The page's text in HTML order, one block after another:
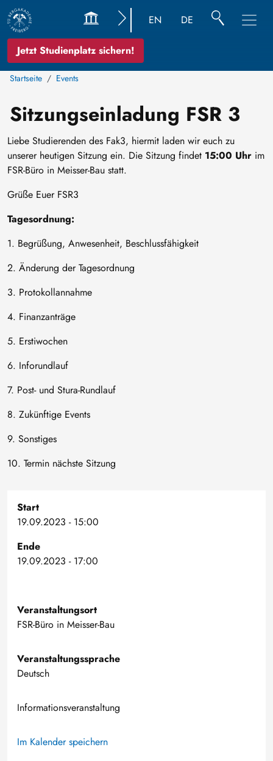
Jetzt Studienplatz sichern!
EN DE
Startseite Events
Sitzungseinladung FSR 3
Liebe Studierenden des Fak3, hiermit laden wir euch zu
unserer heutigen Sitzung ein. Die Sitzung findet 15:00 Uhr im
FSR-Büro in Meisser-Bau statt.
Grüße Euer FSR3
Tagesordnung:
1. Begrüßung, Anwesenheit, Beschlussfähigkeit
2. Änderung der Tagesordnung
3. Protokollannahme
4. Finanzanträge
5. Erstiwochen
6. Inforundlauf
7. Post- und Stura-Rundlauf
8. Zukünftige Events
9. Sonstiges
10. Termin nächste Sitzung
Start
19.09.2023 - 15:00
Ende
19.09.2023 - 17:00
Veranstaltungsort
FSR-Büro in Meisser-Bau
Veranstaltungssprache
Deutsch
Informationsveranstaltung
Im Kalender speichern